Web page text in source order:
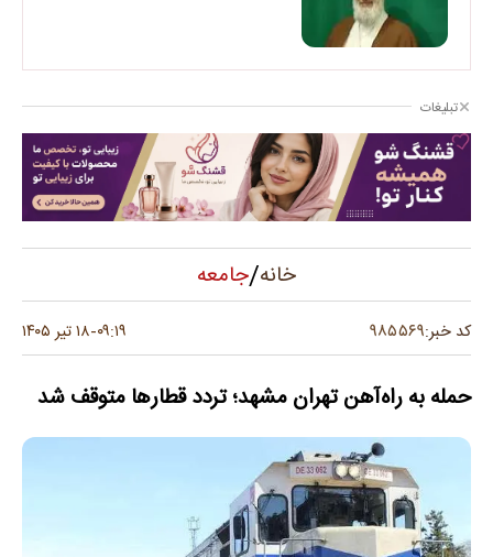
تبلیغات
خانه/جامعه
کد خبر:۹۸۵۵۶۹ ۰۹:۱۹-۱۸ تیر ۱۴۰۵
حمله به راه‌آهن تهران مشهد؛ تردد قطارها متوقف شد